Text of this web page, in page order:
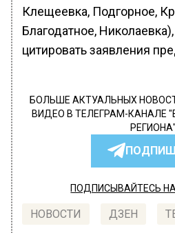
Клещеевка, Подгорное,
Благодатное,
цитировать заявления
БОЛЬШЕ АКТУАЛЬНЫХ
ВИДЕО В ТЕЛЕГРАМ-КАНАЛЕ
РЕГИОНА".
ПОДПИСЫВАЙТЕСЬ
НОВОСТИ ДЗЕН